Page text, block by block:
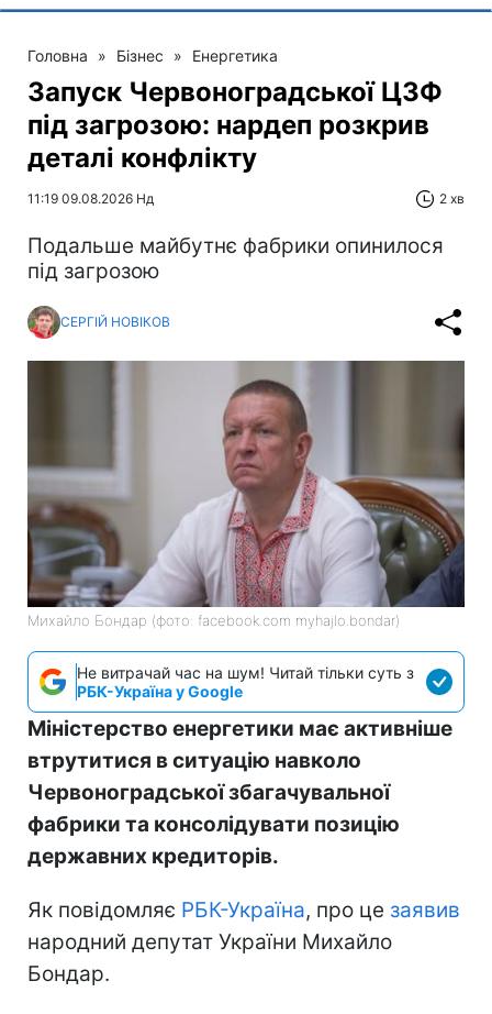
Головна » Бізнес » Енергетика
Запуск Червоноградської ЦЗФ
під загрозою: нардеп розкрив
деталі конфлікту
11:19 09.08.2026 Нд 2 хв
Подальше майбутнє фабрики опинилося
під загрозою
СЕРГІЙ НОВІКОВ
Михайло Бондар (фото: facebook.com myhajlo.bondar)
Не витрачай час на шум! Читай тільки суть з
РБК-Україна у Google
Міністерство енергетики має активніше
втрутитися в ситуацію навколо
Червоноградської збагачувальної
фабрики та консолідувати позицію
державних кредиторів.
Як повідомляє РБК-Україна, про це заявив
народний депутат України Михайло
Бондар.